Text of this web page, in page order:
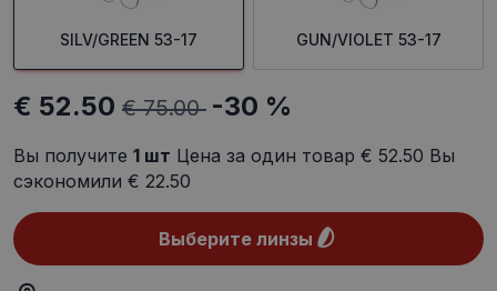
SILV/GREEN 53-17 GUN/VIOLET 53-17
€ 52.50 € 75.00 -30 %
Вы получите 1 шт Цена за один товар € 52.50 Вы
сэкономили € 22.50
Выберите линзы